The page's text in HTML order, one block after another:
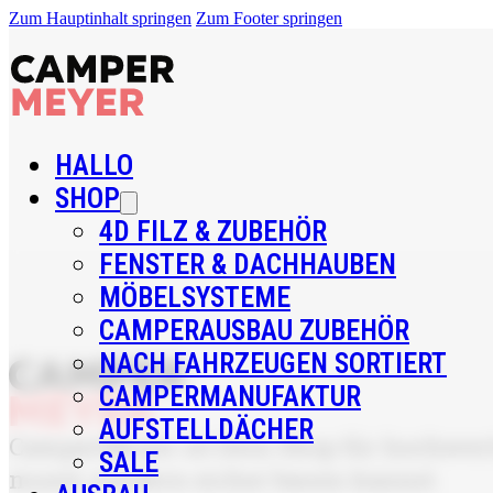
Zum Hauptinhalt springen Zum Footer springen
HALLO
SHOP
4D FILZ & ZUBEHÖR
FENSTER & DACHHAUBEN
MÖBELSYSTEME
CAMPERAUSBAU ZUBEHÖR
NACH FAHRZEUGEN SORTIERT
CAMPERMANUFAKTUR
AUFSTELLDÄCHER
SALE
CamperMeyer ist Dein Shop für
musst, sondern sicher bauen kannst.